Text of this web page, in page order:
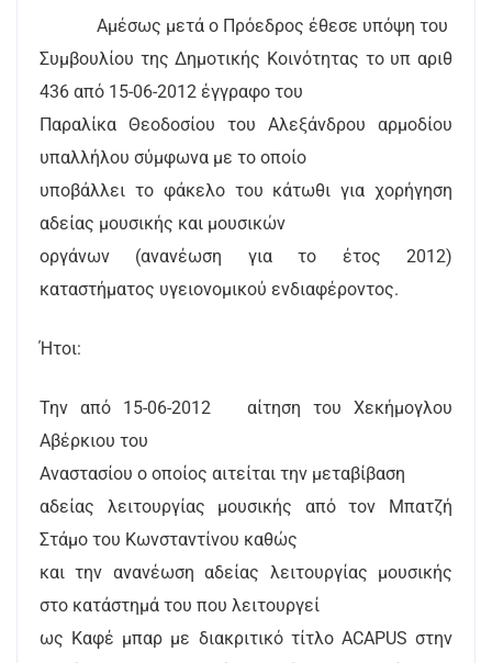
Αμέσως μετά ο Πρόεδρος έθεσε υπόψη του
Συμβουλίου της Δημοτικής Κοινότητας το υπ αριθ
436 από 15-06-2012 έγγραφο του
Παραλίκα Θεοδοσίου του Αλεξάνδρου αρμοδίου
υπαλλήλου σύμφωνα με το οποίο
υποβάλλει το φάκελο του κάτωθι για χορήγηση
αδείας μουσικής και μουσικών
οργάνων (ανανέωση για το έτος 2012)
καταστήματος υγειονομικού ενδιαφέροντος.
Ήτοι:
Την από 15-06-2012
αίτηση του Χεκήμογλου
Αβέρκιου του
Αναστασίου ο οποίος αιτείται την μεταβίβαση
αδείας λειτουργίας μουσικής από τον Μπατζή
Στάμο του Κωνσταντίνου καθώς
και την ανανέωση αδείας λειτουργίας μουσικής
στο κατάστημά του που λειτουργεί
ως Καφέ μπαρ με διακριτικό τίτλο ACAPUS στην